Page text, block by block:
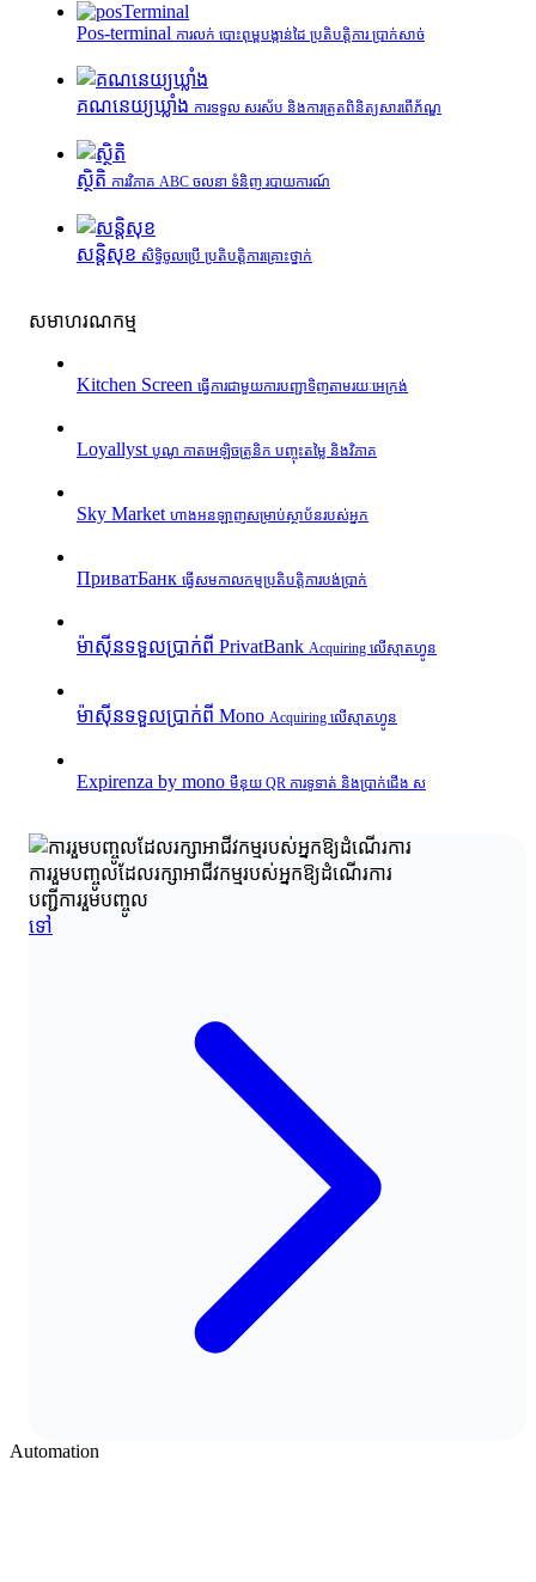
Pos-terminal ការលក់ បោះពុម្ពបង្កាន់ដៃ ប្រតិបត្តិការ ប្រាក់សាច់
គណនេយ្យឃ្លាំង ការទទួល សរស័ប និងការត្រួតពិនិត្យសារពើភ័ណ្ឌ
ស្ថិតិ ការវិភាគ ABC ចលនា ទំនិញ របាយការណ៍
សន្តិសុខ សិទ្ធិចូលប្រើ ប្រតិបត្តិការគ្រោះថ្នាក់
សមាហរណកម្ម
Kitchen Screen ធ្វើការជាមួយការបញ្ជាទិញតាមរយៈអេក្រង់
Loyallyst បូណូ កាតអេឡិចត្រូនិក បញ្ចុះតម្លៃ និងវិភាគ
Sky Market ហាងអនឡាញសម្រាប់ស្ថាប័នរបស់អ្នក
ПриватБанк ធ្វើសមកាលកម្មប្រតិបត្តិការបង់ប្រាក់
ម៉ាស៊ីនទទួលប្រាក់ពី PrivatBank Acquiring លើស្មាតហ្វូន
ម៉ាស៊ីនទទួលប្រាក់ពី Mono Acquiring លើស្មាតហ្វូន
Expirenza by mono មឺនុយ QR ការទូទាត់ និងប្រាក់ជើង ស
ការរួមបញ្ចូលដែលរក្សាអាជីវកម្មរបស់អ្នកឱ្យដំណើរការ
បញ្ជីការរួមបញ្ចូល
ទៅ
Automation